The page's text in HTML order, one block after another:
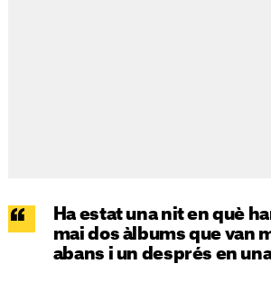
Ha estat una nit en què
mai dos àlbums que van
abans i un després en